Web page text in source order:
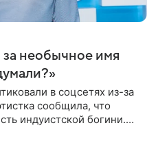
за необычное имя
в соцсетях из-за
сообщила, что
индуистской богини.